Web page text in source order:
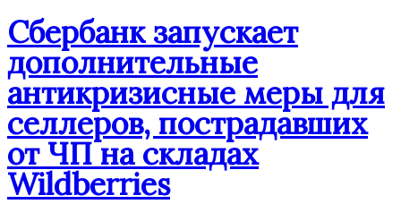
Сбербанк запускает
дополнительные
антикризисные меры для
селлеров, пострадавших
от ЧП на складах
Wildberries